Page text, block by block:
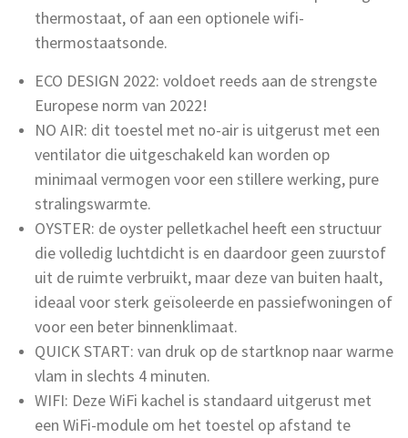
thermostaat, of aan een optionele wifi-
thermostaatsonde.
ECO DESIGN 2022: voldoet reeds aan de strengste
Europese norm van 2022!
NO AIR: dit toestel met no-air is uitgerust met een
ventilator die uitgeschakeld kan worden op
minimaal vermogen voor een stillere werking, pure
stralingswarmte.
OYSTER: de oyster pelletkachel heeft een structuur
die volledig luchtdicht is en daardoor geen zuurstof
uit de ruimte verbruikt, maar deze van buiten haalt,
ideaal voor sterk geïsoleerde en passiefwoningen of
voor een beter binnenklimaat.
QUICK START: van druk op de startknop naar warme
vlam in slechts 4 minuten.
WIFI: Deze WiFi kachel is standaard uitgerust met
een WiFi-module om het toestel op afstand te